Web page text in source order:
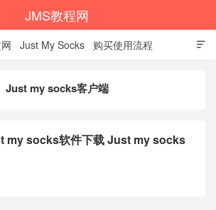
JMS教程网

Just My Socks 购买使用流程
条件 9、问题排查 🌼 JMS
Just my socks客户端
my socks软件下载 Just my socks